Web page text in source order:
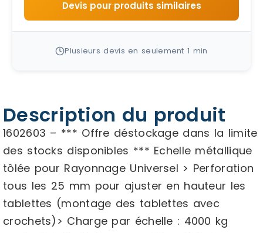
Devis pour produits similaires
Plusieurs devis en seulement 1 min
Description du produit
1602603 – *** Offre déstockage dans la limite
des stocks disponibles *** Echelle métallique
tôlée pour Rayonnage Universel > Perforation
tous les 25 mm pour ajuster en hauteur les
tablettes (montage des tablettes avec
crochets)> Charge par échelle : 4000 kg